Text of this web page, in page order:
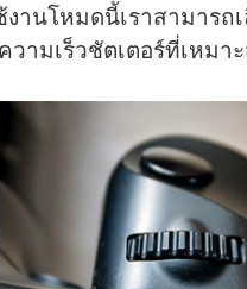
านโหมดนี้เราสามารถ
วามเร็วชัตเตอร์ที่เหมา